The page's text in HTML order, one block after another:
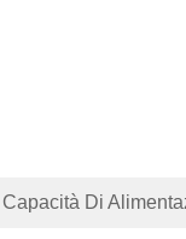
Capacità Di